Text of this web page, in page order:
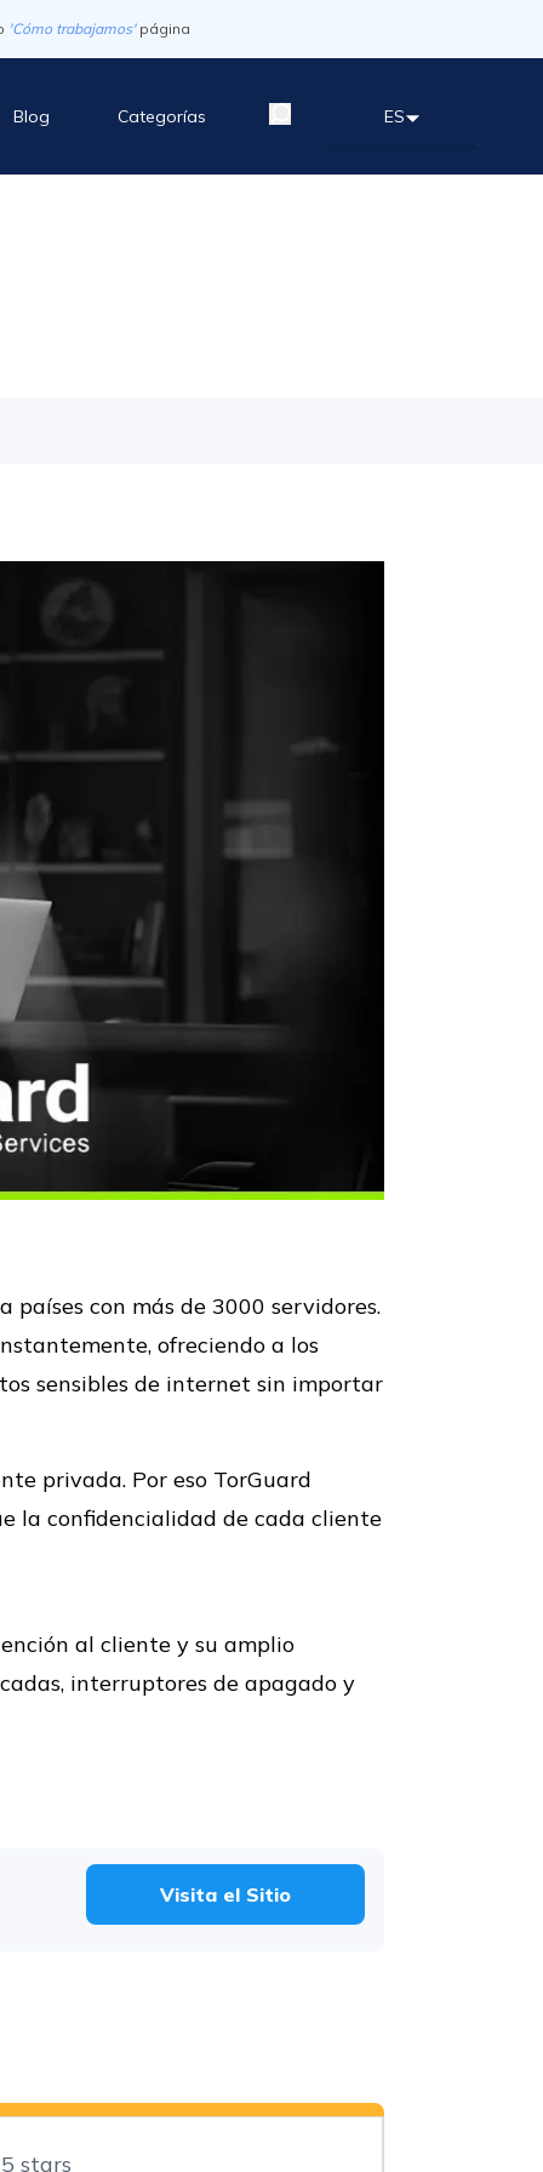
'Cómo trabajamos' página
Blog Categorías ES
países con más de 3000 servidores.
ofreciendo a los
sensibles de internet sin importar
privada. Por eso TorGuard
la confidencialidad de cada cliente
al cliente y su amplio
interruptores de apagado y
Visita el Sitio
stars